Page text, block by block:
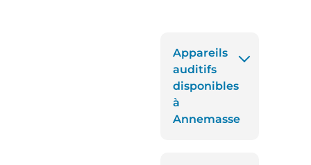
Appareils
auditifs
disponibles
à
Annemasse